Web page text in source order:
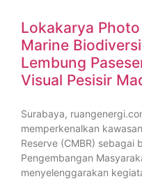
Lokakarya
Marine
Lembung
Visual Pesisir
Surabaya,
memperkenalkan
Reserve (CMBR) sebagai
Pengembangan
menyelenggarakan